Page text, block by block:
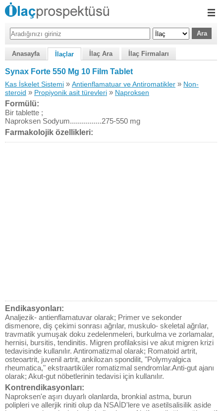
Anasayfa İlaçlar İlaç Ara İlaç Firmaları
Synax Forte 550 Mg 10 Film Tablet
Kas İskelet Sistemi » Antienflamatuar ve Antiromatikler » Non-
steroid » Propiyonik asit türevleri » Naproksen
Formülü:
Bir tablette ;
Naproksen Sodyum................275-550 mg
Farmakolojik özellikleri:
Endikasyonları:
Analjezik- antienflamatuvar olarak; Primer ve sekonder
dismenore, diş çekimi sonrası ağrılar, muskulo- skeletal ağrılar,
travmatik yumuşak doku zedelenmeleri, burkulma ve zorlamalar,
hernisi, bursitis, tendinitis. Migren profilaksisi ve akut migren krizi
tedavisinde kullanılır. Antiromatizmal olarak; Romatoid artrit,
osteoartrit, juvenil artrit, ankilozan spondilit, "Polymyalgica
rheumatica," ekstraartiküler romatizmal sendromlar.Anti-gut ajanı
olarak; Akut-gut nöbetlerinin tedavisi için kullanılır.
Kontrendikasyonları:
Naproksen'e aşırı duyarlı olanlarda, bronkial astma, burun
polipleri ve allerjik riniti olup da NSAİD'lere ve asetilsalisilik aside